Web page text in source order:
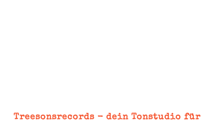
Treesonsrecords - dein Tonstudio für